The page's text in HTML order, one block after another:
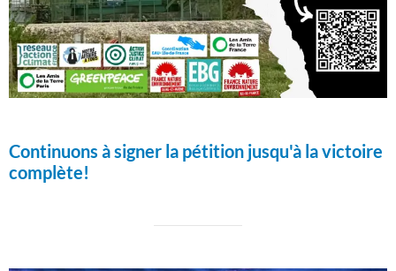
Continuons à signer la pétition jusqu'à la victoire
complète!